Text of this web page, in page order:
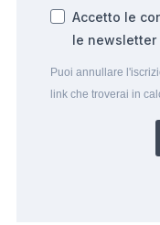
Accetto le
le newsletter
Puoi annullare
link che troverai in